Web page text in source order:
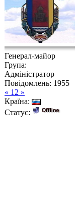
Генерал-майор
Група:
Адміністратор
Повідомлень: 1955
« 12 »
Країна:
Статус: